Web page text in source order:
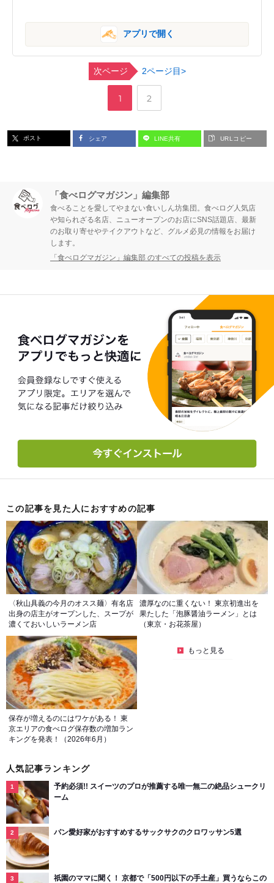
アプリで開く
次ページ 2ページ目>
ペ
ジ
1
,
ペ
ジ
2
ポスト シェア LINE共有 URLコピー
「食べログマガジン」編集部
食べることを愛してやまない食いしん坊集団。食べログ人気店
や知られざる名店、ニューオープンのお店にSNS話題店、最新
のお取り寄せやテイクアウトなど、グルメ必見の情報をお届け
します。
「食べログマガジン」編集部 のすべての投稿を表示
この記事を見た人におすすめの記事
〈秋山具義の今月のオスス麺〉有名店
出身の店主がオープンした、スープが
濃くておいしいラーメン店
濃厚なのに重くない！ 東京初進出を
果たした「泡豚醤油ラーメン」とは
（東京・お花茶屋）
保存が増えるのにはワケがある！ 東
京エリアの食べログ保存数の増加ラン
キングを発表！（2026年6月）
もっと見る
人気記事ランキング
予約必須!! スイーツのプロが推薦する唯一無二の絶品シュークリ
ーム
パン愛好家がおすすめするサックサクのクロワッサン5選
祇園のママに聞く！ 京都で「500円以下の手土産」買うならこの